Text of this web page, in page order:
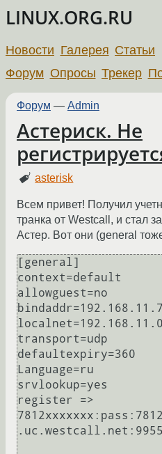
LINUX.ORG.RU
Новости Галерея Статьи
Форум Опросы Трекер
Форум — Admin
Астериск. Не
asterisk
Всем привет! Получил
транка от Westcall, и стал
Астер. Вот они (general
[general]
context=default
allowguest=no
bindaddr=192.168.11.7
transport=udp
defaultexpiry=360
Language=ru
srvlookup=yes
register =>
.uc.westcall.net:9955